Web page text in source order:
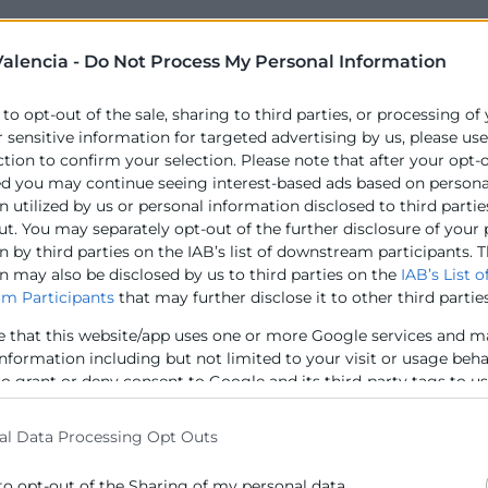
- Do Not Process My Personal Information
to opt-out of the sale, sharing to third parties, or processing of
sensitive information for targeted advertising by us, please
to confirm your selection. Please note that after your opt-
you may continue seeing interest-based ads based on
utilized by us or personal information disclosed to third
You may separately opt-out of the further disclosure of your
by third parties on the IAB’s list of downstream participants.
may also be disclosed by us to third parties on the IAB’s List
Participants that may further disclose it to other third
that this website/app uses one or more Google services and
including but not limited to your visit or usage
grant or deny consent to Google and its third-party tags to
specified purposes in below Google consent section.
Data Processing Opt Outs
en marcha de una idea de negocio.
ni tampoco es obligatorio haber comenzado tu
que nos facilites la inscripción en LABORA
de Inteligencia Artificial (5 h.)
Artificial (5 h.)
y Digital con Datos (5 h.)
la Era de la Inteligencia Artificial (5 h.)
con Inteligencia Artificial (5 h.)
Herramientas Digitales (5 h.)